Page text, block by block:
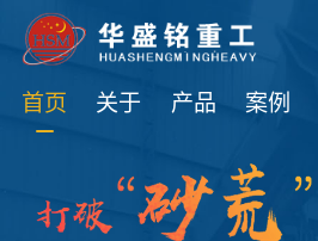
首页 关于 产品 案例